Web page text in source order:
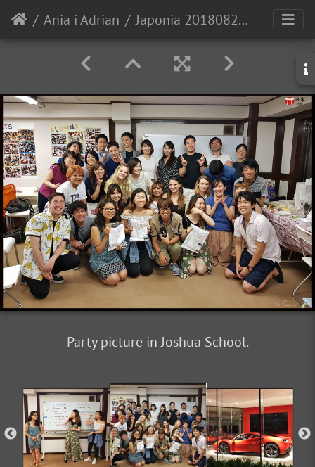
Ania i Adrian Japonia 20180824 220103
Party picture in Joshua School.